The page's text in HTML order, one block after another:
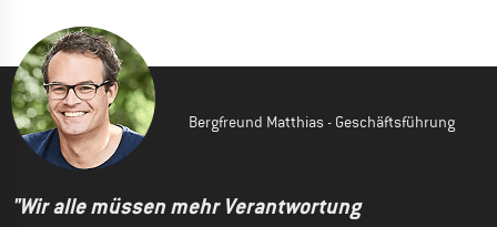
Bergfreund Matthias - Geschäftsführung
"Wir alle müssen mehr Verantwortung